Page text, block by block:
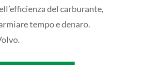
del carburante,
tempo e denaro.